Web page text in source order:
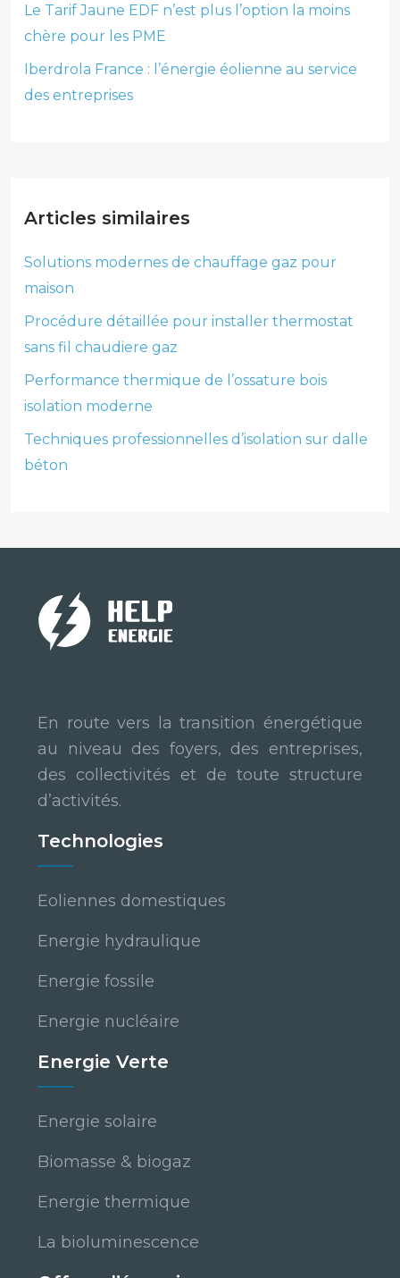
Le Tarif Jaune EDF n’est plus l’option la moins
chère pour les PME
Iberdrola France : l’énergie éolienne au service
des entreprises
Articles similaires
Solutions modernes de chauffage gaz pour
maison
Procédure détaillée pour installer thermostat
sans fil chaudiere gaz
Performance thermique de l’ossature bois
isolation moderne
Techniques professionnelles d’isolation sur dalle
béton
En route vers la transition énergétique
au niveau des foyers, des entreprises,
des collectivités et de toute structure
d’activités.
Technologies
Eoliennes domestiques
Energie hydraulique
Energie fossile
Energie nucléaire
Energie Verte
Energie solaire
Biomasse & biogaz
Energie thermique
La bioluminescence